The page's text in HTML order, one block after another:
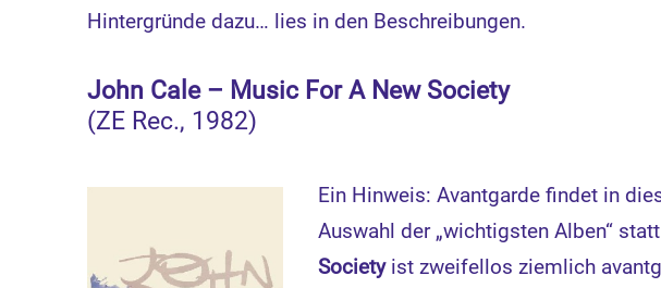
Hintergründe dazu… lies in den Beschreibungen.
John Cale – Music For A New Society
(ZE Rec., 1982)
Ein Hinweis: Avantgarde findet in
Auswahl der „wichtigsten Alben“
Societyist zweifellos ziemlich